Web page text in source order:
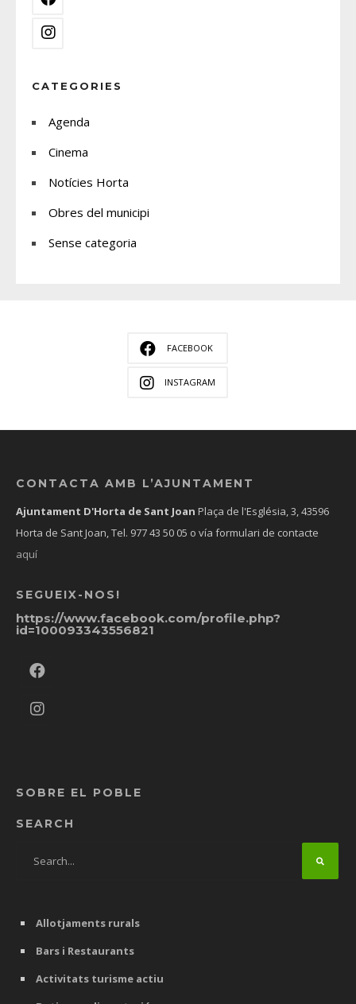
CATEGORIES
Agenda
Cinema
Notícies Horta
Obres del municipi
Sense categoria
FACEBOOK
INSTAGRAM
CONTACTA AMB L’AJUNTAMENT
Ajuntament D'Horta de Sant Joan Plaça de l'Església, 3, 43596
Horta de Sant Joan, Tel. 977 43 50 05 o vía formulari de contacte
aquí
SEGUEIX-NOS!
https://www.facebook.com/profile.php?
id=100093343556821
SOBRE EL POBLE
SEARCH
Allotjaments rurals
Bars i Restaurants
Activitats turisme actiu